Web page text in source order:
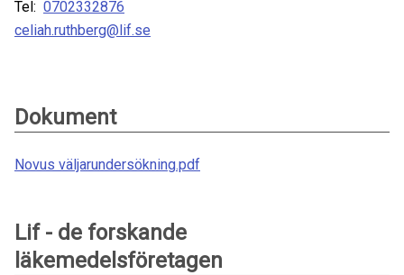
Tel: 0702332876
celiah.ruthberg@lif.se
Dokument
Novus väljarundersökning.pdf
Lif - de forskande
läkemedelsföretagen